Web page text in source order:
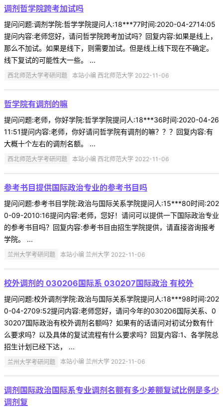
调剂哲学院跨考加试吗
提问问题:调剂学院:哲学学院提问人:18***77时间:2020-04-2714:05
提问内容:老师您好，请问哲学院跨考加试吗？回复内容:如果是线上，
那么不加试。如果是线下，则需要加试。但是线上线下现在不确定。
线下复试的可能性大一些。 ...
西北师范大学考研问题 本站小编 西北师范大学 2022-11-06
哲学院有调剂的嘛
提问问题:老师，你好学院:哲学学院提问人:18***36时间:2020-04-26
11:51提问内容:老师，你好请问哲学院有调剂的嘛？？？回复内容:有
大概十个左右的调剂名额。 ...
西北师范大学考研问题 本站小编 西北师范大学 2022-11-06
参考书目提供国际政治专业的参考书目吗
提问问题:参考书目学院:政治与国际关系学院提问人:15***80时间:202
0-09-2010:16提问内容:老师，您好！请问可以提供一下国际政治专业
的参考书目吗？回复内容:参考书目由招生学院提供，请直接咨询报考
学院。 ...
兰州大学考研问题 本站小编 兰州大学 2022-11-06
校外调剂的 030206国际系 030207国际政治 有校外
提问问题:校外调剂学院:政治与国际关系学院提问人:18***98时间:202
0-04-2709:52提问内容:老师您好，请问今年的030206国际关系、0
30207国际政治有校外调剂名额吗？如果有的话请问对初试分数有什
么要求吗？以及具体的复试流程有什么要求吗？回复内容:1、各学院总
招生计划已经下达， ...
兰州大学考研问题 本站小编 兰州大学 2022-11-06
调剂国际政治国际系专业调剂名额有多少差额复试比例是多少
调剂复